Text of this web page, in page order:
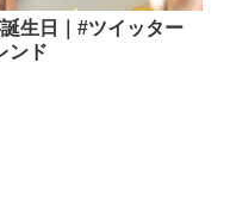
生日｜#ツイッター
ンド